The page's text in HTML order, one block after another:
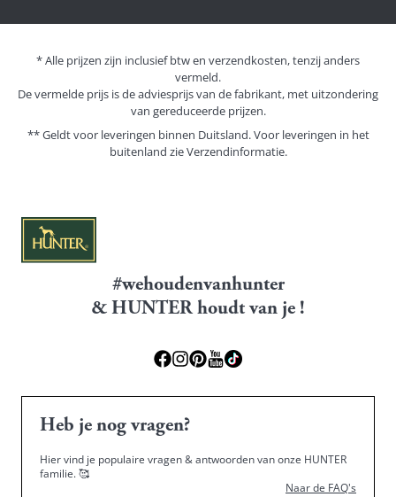
* Alle prijzen zijn inclusief btw en verzendkosten, tenzij anders
vermeld.
De vermelde prijs is de adviesprijs van de fabrikant, met uitzondering
van gereduceerde prijzen.
** Geldt voor leveringen binnen Duitsland. Voor leveringen in het
buitenland zieVerzendinformatie.
#wehoudenvanhunter
& HUNTER houdt van je !
Heb je nog vragen?
Hier vind je populaire vragen & antwoorden van onze HUNTER
familie.🥰
Naar de FAQ's